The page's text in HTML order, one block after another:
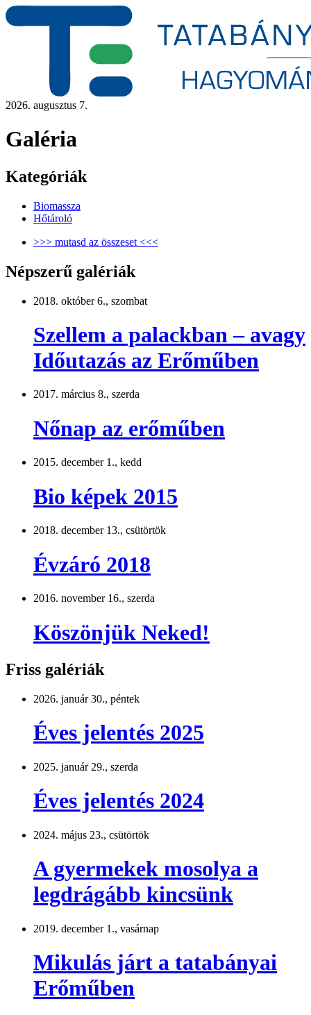
2026. augusztus 7.
Galéria
Kategóriák
Biomassza
Hőtároló
>>> mutasd az összeset <<<
Népszerű galériák
2018. október 6., szombat
Szellem a palackban – avagy
Időutazás az Erőműben
2017. március 8., szerda
Nőnap az erőműben
2015. december 1., kedd
Bio képek 2015
2018. december 13., csütörtök
Évzáró 2018
2016. november 16., szerda
Köszönjük Neked!
Friss galériák
2026. január 30., péntek
Éves jelentés 2025
2025. január 29., szerda
Éves jelentés 2024
2024. május 23., csütörtök
A gyermekek mosolya a
legdrágább kincsünk
2019. december 1., vasárnap
Mikulás járt a tatabányai
Erőműben